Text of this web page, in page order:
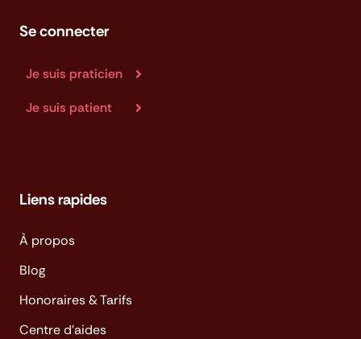
Se connecter
Je suis praticien
Je suis patient
Liens rapides
À propos
Blog
Honoraires & Tarifs
Centre d'aides